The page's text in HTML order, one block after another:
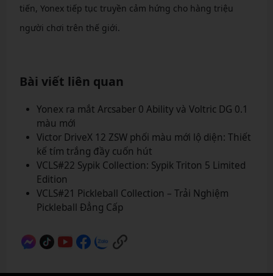
tiến, Yonex tiếp tục truyền cảm hứng cho hàng triệu
người chơi trên thế giới.
Bài viết liên quan
Yonex ra mắt Arcsaber 0 Ability và Voltric DG 0.1
màu mới
Victor DriveX 12 ZSW phối màu mới lộ diện: Thiết
kế tím trắng đầy cuốn hút
VCLS#22 Sypik Collection: Sypik Triton 5 Limited
Edition
VCLS#21 Pickleball Collection – Trải Nghiệm
Pickleball Đẳng Cấp